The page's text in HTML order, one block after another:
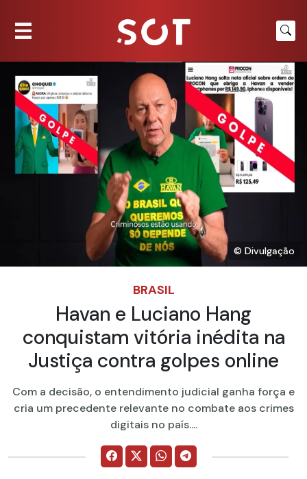
© Divulgação
BRASIL
Havan e Luciano Hang
conquistam vitória inédita na
Justiça contra golpes online
Com a decisão, o entendimento judicial ganha força e
cria um precedente relevante no combate aos crimes
digitais no país....